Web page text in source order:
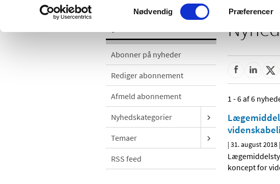
Samtykkevalg
Nødvendig Præferencer
Abonner på nyheder
Rediger abonnement
Afmeld abonnement
Nyhedskategorier
Temaer
RSS feed
1 - 6 af 6
|31. august 2018 |
koncept for